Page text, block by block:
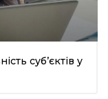
суб’єктів у